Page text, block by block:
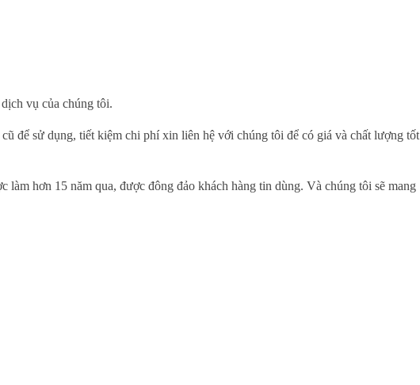
vụ của chúng tôi.
cũ để sử dụng, tiết kiệm chi phí xin liên hệ với chúng tôi để có giá và chất lượng tốt
hơn 15 năm qua, được đông đảo khách hàng tin dùng. Và chúng tôi sẽ mang